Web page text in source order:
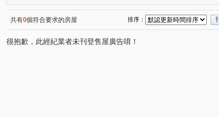
共有0個符合要求的房屋 排序：
很抱歉，此經紀業者未刊登售屋廣告唷！